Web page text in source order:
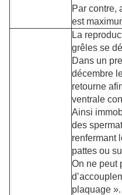
Par contre,
est
La
grêles se
Dans un
décembre
retourne
ventrale
Ainsi
des
renfermant
pattes ou
On ne peut
plaquage ».